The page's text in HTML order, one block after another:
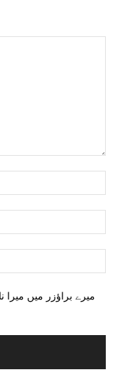
میرے براؤزر میں